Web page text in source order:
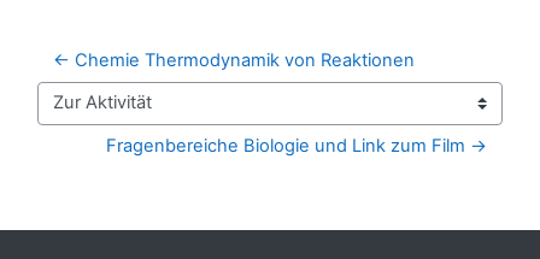
← Chemie Thermodynamik von Reaktionen
Zur Aktivität
Fragenbereiche Biologie und Link zum Film →
Ergänzungsblöcke